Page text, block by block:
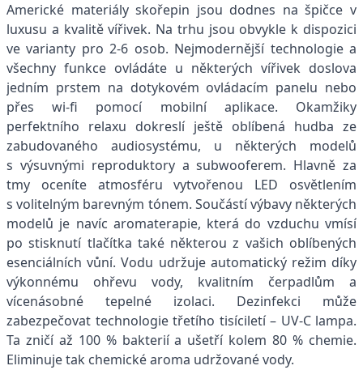
Americké materiály skořepin jsou dodnes na špičce v
luxusu a kvalitě vířivek. Na trhu jsou obvykle k dispozici
ve varianty pro 2-6 osob. Nejmodernější technologie a
všechny funkce ovládáte u některých vířivek doslova
jedním prstem na dotykovém ovládacím panelu nebo
přes wi-fi pomocí mobilní aplikace. Okamžiky
perfektního relaxu dokreslí ještě oblíbená hudba ze
zabudovaného audiosystému, u některých modelů
s výsuvnými reproduktory a subwooferem. Hlavně za
tmy oceníte atmosféru vytvořenou LED osvětlením
s volitelným barevným tónem. Součástí výbavy některých
modelů je navíc aromaterapie, která do vzduchu vmísí
po stisknutí tlačítka také některou z vašich oblíbených
esenciálních vůní. Vodu udržuje automatický režim díky
výkonnému ohřevu vody, kvalitním čerpadlům a
vícenásobné tepelné izolaci. Dezinfekci může
zabezpečovat technologie třetího tisíciletí – UV-C lampa.
Ta zničí až 100 % bakterií a ušetří kolem 80 % chemie.
Eliminuje tak chemické aroma udržované vody.